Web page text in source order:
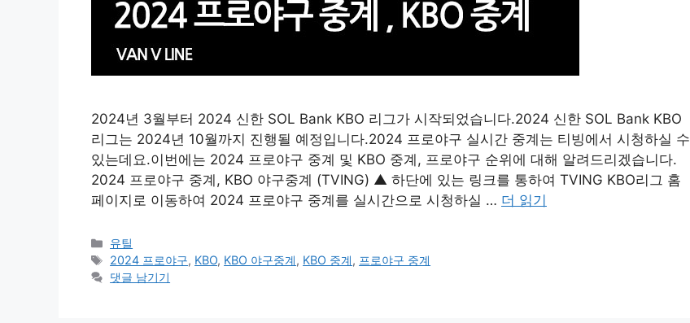
2024년 3월부터 2024 신한 SOL Bank KBO 리그가 시작되었습니다.2024 신한 SOL Bank KBO
리그는 2024년 10월까지 진행될 예정입니다.2024 프로야구 실시간 중계는 티빙에서 시청하실 수
있는데요.이번에는 2024 프로야구 중계 및 KBO 중계, 프로야구 순위에 대해 알려드리겠습니다.
2024 프로야구 중계, KBO 야구중계 (TVING) ▲ 하단에 있는 링크를 통하여 TVING KBO리그 홈
페이지로 이동하여 2024 프로야구 중계를 실시간으로 시청하실 … 더 읽기
카
테
고
유틸
태
그
2024 프로야구, KBO, KBO 야구중계, KBO 중계, 프로야구 중계
댓글 남기기